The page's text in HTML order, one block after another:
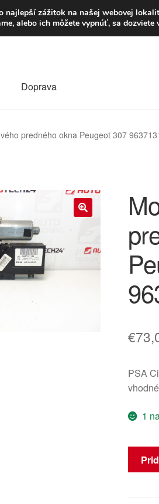
Po–Pi
Doprava
predného okna Peugeot 307
€
PSA
1
Motor
najlepší zážitok na našej webovej
alebo ich môžete vypnúť, sa dozviete